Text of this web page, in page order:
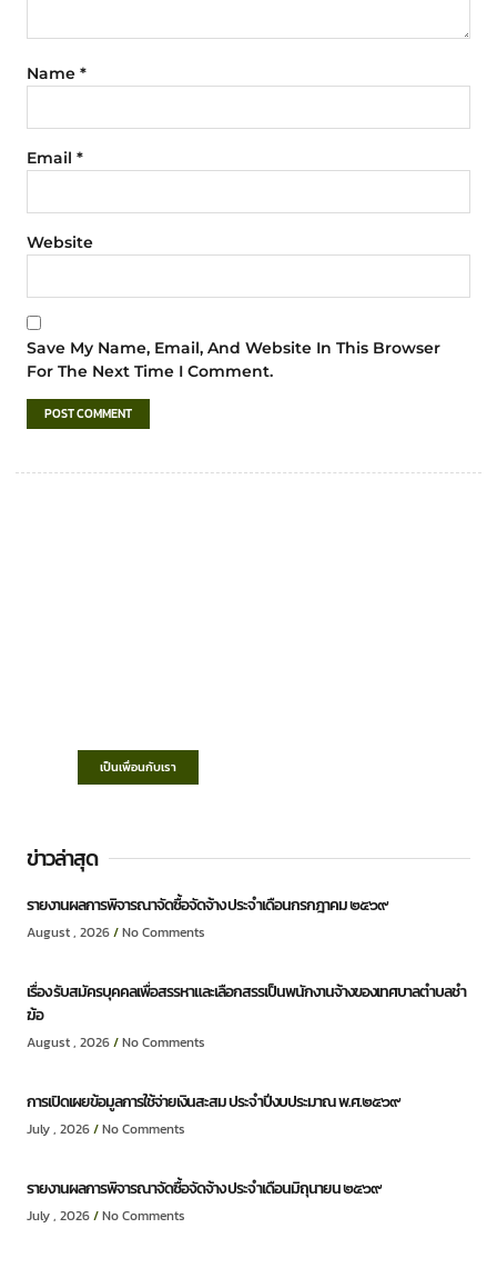
Name *
Email *
Website
Save My Name, Email, And Website In This Browser
For The Next Time I Comment.
เป็นเพื่อนกับเรา
ข่าวล่าสุด
รายงานผลการพิจารณาจัดซื้อจัดจ้าง ประจำเดือนกรกฎาคม ๒๕๖๙
August , 2026 No Comments
เรื่อง รับสมัครบุคคลเพื่อสรรหาและเลือกสรรเป็นพนักงานจ้างของเทศบาลตำบลชำ
ฆ้อ
August , 2026 No Comments
การเปิดเผยข้อมูลการใช้จ่ายเงินสะสม ประจำปีงบประมาณ พ.ศ.๒๕๖๙
July , 2026 No Comments
รายงานผลการพิจารณาจัดซื้อจัดจ้าง ประจำเดือนมิถุนายน ๒๕๖๙
July , 2026 No Comments